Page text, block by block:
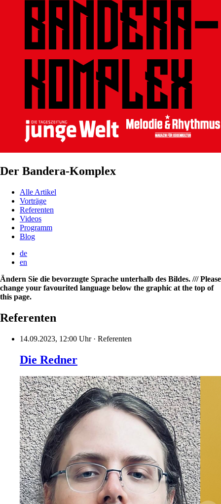
Der Bandera-Komplex
Alle Artikel
Vorträge
Referenten
Videos
Programm
Blog
de
en
Ändern Sie die bevorzugte Sprache unterhalb des Bildes. /// Please
change your favourited language below the graphic at the top of
this page.
Referenten
14.09.2023, 12:00 Uhr· Referenten
Die Redner